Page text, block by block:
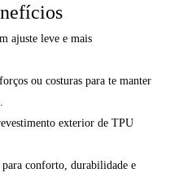
ajuste leve e mais
ou costuras para te manter
exterior de TPU
conforto, durabilidade e